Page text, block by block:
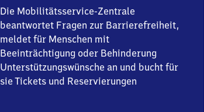
Die Mobilitätsservice-Zentrale
beantwortet Fragen zur Barrierefreiheit,
meldet für Menschen mit
Beeinträchtigung oder Behinderung
Unterstützungswünsche an und bucht für
sie Tickets und Reservierungen